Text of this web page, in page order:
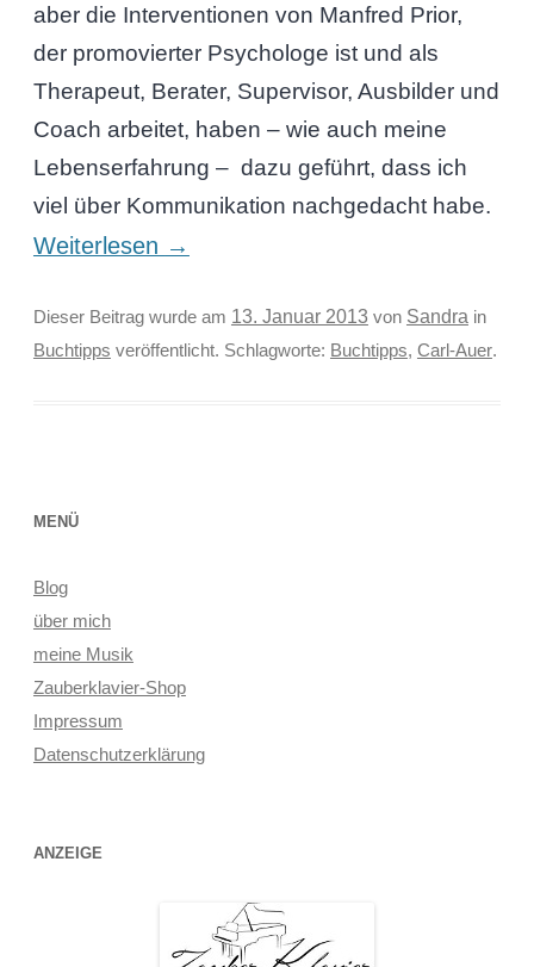
aber die Interventionen von Manfred Prior,
der promovierter Psychologe ist und als
Therapeut, Berater, Supervisor, Ausbilder und
Coach arbeitet, haben – wie auch meine
Lebenserfahrung – dazu geführt, dass ich
viel über Kommunikation nachgedacht habe.
Weiterlesen →
Dieser Beitrag wurde am 13. Januar 2013 von Sandra in
Buchtipps veröffentlicht. Schlagworte: Buchtipps, Carl-Auer.
MENÜ
Blog
über mich
meine Musik
Zauberklavier-Shop
Impressum
Datenschutzerklärung
ANZEIGE